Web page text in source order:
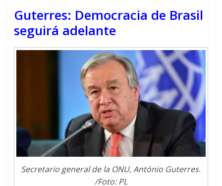
Guterres: Democracia de Brasil
seguirá adelante
Secretario general de la ONU, António Guterres.
/Foto: PL